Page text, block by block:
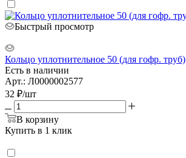
Быстрый просмотр
Кольцо уплотнительное 50 (для гофр. труб)
Есть в наличии
Арт.: Л0000002577
32 ₽/шт
В корзину
Купить в 1 клик